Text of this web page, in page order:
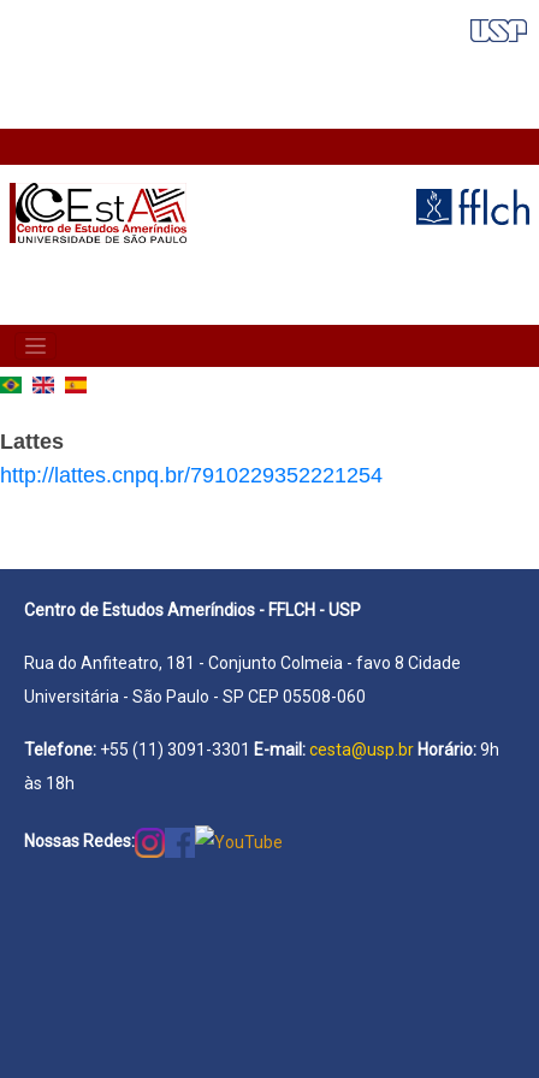
MAIN
NAVIGATION
Lattes
http://lattes.cnpq.br/7910229352221254
Centro de Estudos Ameríndios - FFLCH - USP
Rua do Anfiteatro, 181 - Conjunto Colmeia - favo 8 Cidade
Universitária - São Paulo - SP CEP 05508-060
Telefone: +55 (11) 3091-3301 E-mail:cesta@usp.br Horário:9h
às 18h
Nossas Redes: